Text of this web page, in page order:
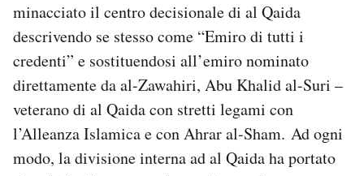
minacciato il centro decisionale di al Qaida
descrivendo se stesso come “Emiro di tutti i
credenti” e sostituendosi all’emiro nominato
direttamente da al-Zawahiri, Abu Khalid al-Suri –
veterano di al Qaida con stretti legami con
l’Alleanza Islamica e con Ahrar al-Sham. Ad ogni
modo, la divisione interna ad al Qaida ha portato